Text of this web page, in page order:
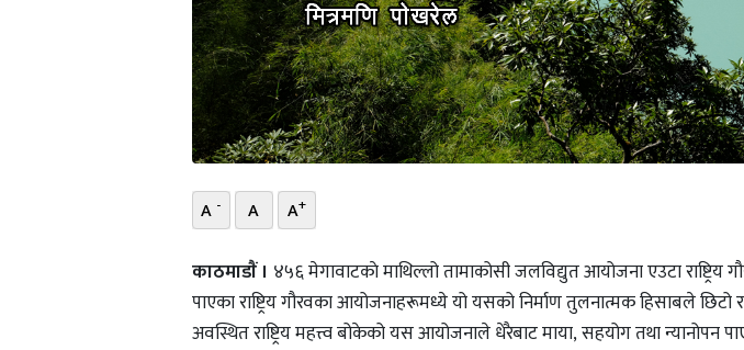
A - A A+
काठमाडाैं । ४५६ मेगावाटकाे माथिल्लो तामाकोसी जलविद्युत आयोजना एउटा राष्ट्रिय
पाएका राष्ट्रिय गौरवका आयोजनाहरूमध्ये यो यसको निर्माण तुलनात्मक हिसाबले
अवस्थित राष्ट्रिय महत्त्व बोकेको यस आयोजनाले धेरैबाट माया, सहयोग तथा न्यानोपन